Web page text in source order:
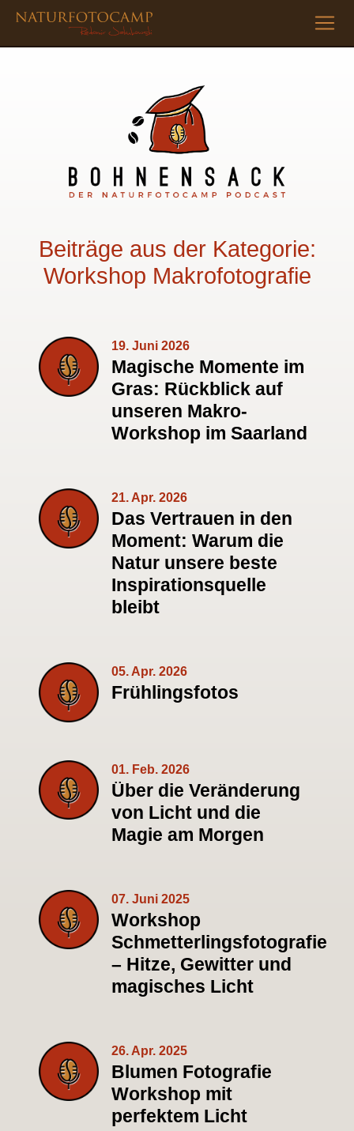
Beiträge aus der Kategorie:
Workshop Makrofotografie
19. Juni 2026
Magische Momente im
Gras: Rückblick auf
unseren Makro-
Workshop im Saarland
21. Apr. 2026
Das Vertrauen in den
Moment: Warum die
Natur unsere beste
Inspirationsquelle
bleibt
05. Apr. 2026
Frühlingsfotos
01. Feb. 2026
Über die Veränderung
von Licht und die
Magie am Morgen
07. Juni 2025
Workshop
Schmetterlingsfotografie
– Hitze, Gewitter und
magisches Licht
26. Apr. 2025
Blumen Fotografie
Workshop mit
perfektem Licht